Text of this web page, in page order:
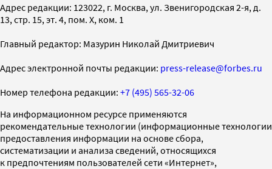
Адрес редакции: 123022, г. Москва, ул. Звенигородская 2-я, д.
13, стр. 15, эт. 4, пом. X, ком. 1
Главный редактор: Мазурин Николай Дмитриевич
Адрес электронной почты редакции: press-release@forbes.ru
Номер телефона редакции: +7 (495) 565-32-06
На информационном ресурсе применяются
рекомендательные технологии (информационные технологии
предоставления информации на основе сбора,
систематизации и анализа сведений, относящихся
к предпочтениям пользователей сети «Интернет»,